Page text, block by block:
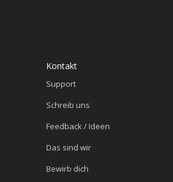
Kontakt
Support
Schreib uns
Feedback / Ideen
Das sind wir
Bewirb dich